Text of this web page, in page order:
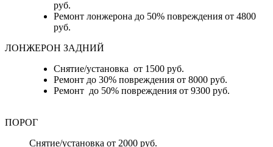
руб.
Ремонт лонжерона до 50% повреждения от 4800
руб.
ЛОНЖЕРОН ЗАДНИЙ
Снятие/установка от 1500 руб.
Ремонт до 30% повреждения от 8000 руб.
Ремонт до 50% повреждения от 9300 руб.
ПОРОГ
Снятие/установка от 2000 руб.